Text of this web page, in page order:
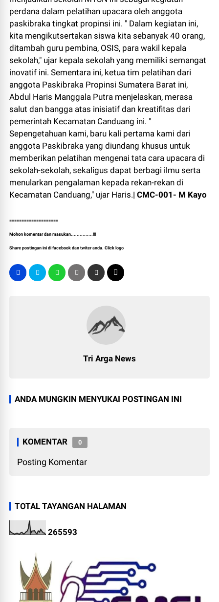
perdana dalam pelatihan upacara oleh anggota
paskibraka tingkat propinsi ini. " Dalam kegiatan ini,
kita mengikutsertakan siswa kita sebanyak 40 orang,
ditambah guru pembina, OSIS, para wakil kepala
sekolah," ujar kepala sekolah yang memiliki semangat
inovatif ini. Sementara ini, ketua tim pelatihan dari
anggota Paskibraka Propinsi Sumatera Barat ini,
Abdul Haris Manggala Putra menjelaskan, merasa
salut dan bangga atas inisiatif dan kreatifitas dari
pemerintah Kecamatan Canduang ini. "
Sepengetahuan kami, baru kali pertama kami dari
anggota Paskibraka yang diundang khusus untuk
memberikan pelatihan mengenai tata cara upacara di
sekolah-sekolah, sekaligus dapat berbagi ilmu serta
menularkan pengalaman kepada rekan-rekan di
Kecamatan Canduang," ujar Haris.| CMC-001- M Kayo
====================
Mohon komentar dan masukan...............!!!
Share postingan ini di facebook dan twiter anda. Click logo
Tri Arga News
ANDA MUNGKIN MENYUKAI POSTINGAN INI
KOMENTAR 0
Posting Komentar
TOTAL TAYANGAN HALAMAN
265593